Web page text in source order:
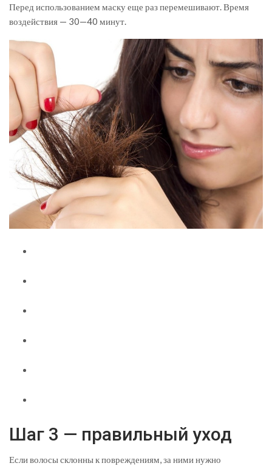
Перед использованием маску еще раз перемешивают. Время
воздействия — 30—40 минут.
Шаг 3 — правильный уход
Если волосы склонны к повреждениям, за ними нужно